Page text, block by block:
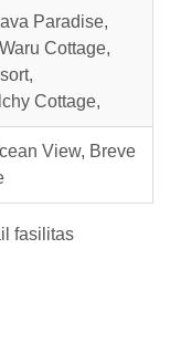
Paradise,
Cottage,
Cottage,
View, Breve
fasilitas